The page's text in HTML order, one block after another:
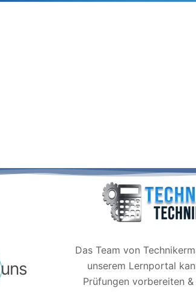
uns
Das Team von
unserem Lernportal
Prüfungen vorbereiten